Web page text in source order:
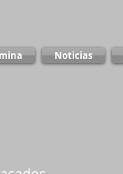
Noticias